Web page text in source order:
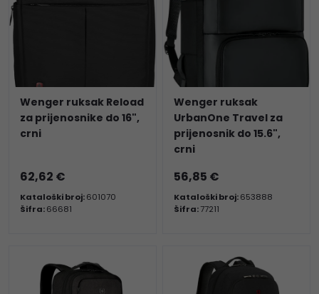
Wenger ruksak Reload
za prijenosnike do 16",
crni
62,62 €
Kataloški broj:601070
Šifra:66681
Wenger ruksak
UrbanOne Travel za
prijenosnik do 15.6",
crni
56,85 €
Kataloški broj:653888
Šifra:77211